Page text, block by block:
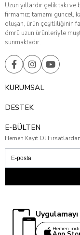
Uzun yıllardır çelik takı
firmamız; tamamı güncel,
oluşan, ürün çeşitliliğinin
ömrü uzun ürünleriyle
sunmaktadır.
KURUMSAL
DESTEK
E-BÜLTEN
Hemen Kayıt Ol
Hemen